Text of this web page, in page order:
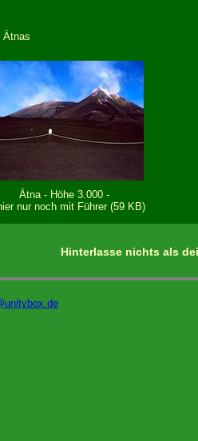
Ätnas
Ätna - Höhe 3.000 -
nur noch mit Führer (59 KB)
Hinterlasse nichts als